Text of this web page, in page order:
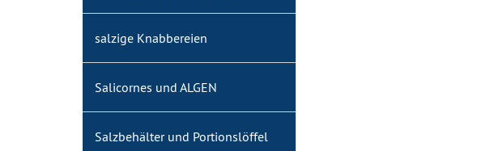
salzige Knabbereien
Salicornes und ALGEN
Salzbehälter und Portionslöffel